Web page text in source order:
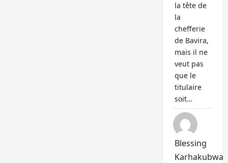
la tête de
la
chefferie
de Bavira,
mais il ne
veut pas
que le
titulaire
soit…
Blessing
Karhakubwa